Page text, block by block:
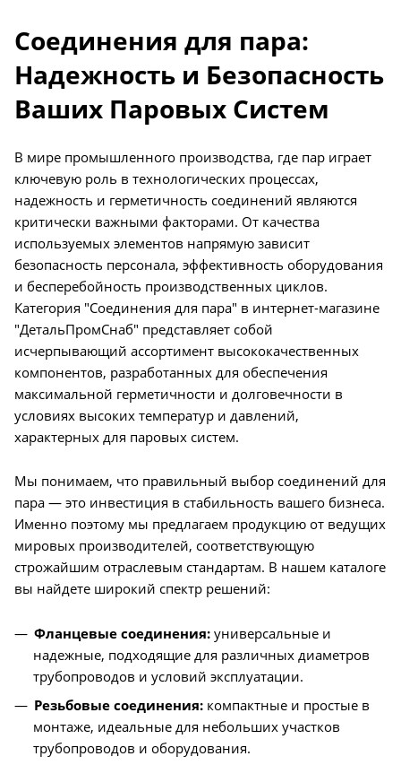
Соединения для пара:
Надежность и Безопасность
Ваших Паровых Систем
В мире промышленного производства, где пар играет
ключевую роль в технологических процессах,
надежность и герметичность соединений являются
критически важными факторами. От качества
используемых элементов напрямую зависит
безопасность персонала, эффективность оборудования
и бесперебойность производственных циклов.
Категория "Соединения для пара" в интернет-магазине
"ДетальПромСнаб" представляет собой
исчерпывающий ассортимент высококачественных
компонентов, разработанных для обеспечения
максимальной герметичности и долговечности в
условиях высоких температур и давлений,
характерных для паровых систем.
Мы понимаем, что правильный выбор соединений для
пара — это инвестиция в стабильность вашего бизнеса.
Именно поэтому мы предлагаем продукцию от ведущих
мировых производителей, соответствующую
строжайшим отраслевым стандартам. В нашем каталоге
вы найдете широкий спектр решений:
Фланцевые соединения: универсальные и
надежные, подходящие для различных диаметров
трубопроводов и условий эксплуатации.
Резьбовые соединения: компактные и простые в
монтаже, идеальные для небольших участков
трубопроводов и оборудования.